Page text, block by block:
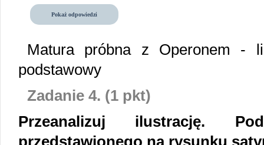
Pokaż odpowiedzi
Matura próbna z Operonem -
podstawowy
Zadanie 4. (1 pkt)
Przeanalizuj ilustrację.
przedstawionego na rysunku